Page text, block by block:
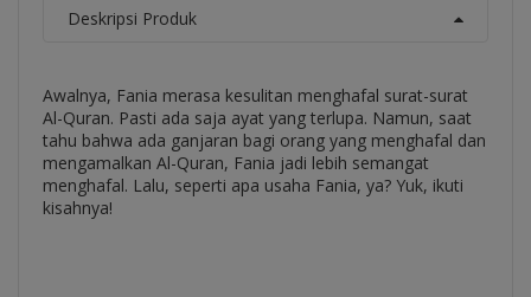
Deskripsi Produk
Awalnya, Fania merasa kesulitan menghafal surat-surat
Al-Quran. Pasti ada saja ayat yang terlupa. Namun, saat
tahu bahwa ada ganjaran bagi orang yang menghafal dan
mengamalkan Al-Quran, Fania jadi lebih semangat
menghafal. Lalu, seperti apa usaha Fania, ya? Yuk, ikuti
kisahnya!